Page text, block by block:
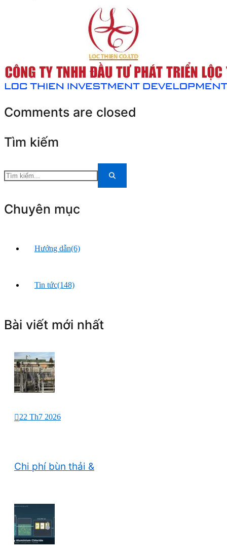
Comments are closed
Tìm kiếm
Chuyên mục
Hướng dẫn(6)
Tin tức(148)
Bài viết mới nhất
22 Th7 2026
Chi phí bùn thải &